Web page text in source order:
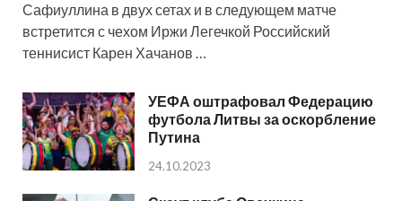
Сафиуллина в двух сетах и в следующем матче
встретится с чехом Иржи Легечкой Российский
теннисист Карен Хачанов …
УЕФА оштрафовал Федерацию
футбола Литвы за оскорбление
Путина
24.10.2023